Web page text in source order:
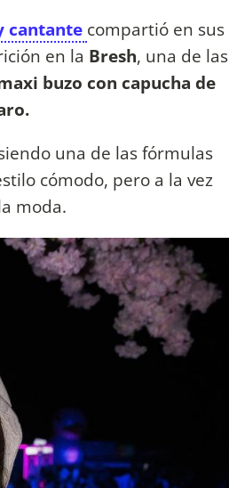
cantante compartió en sus
en la Bresh, una de las
buzo con capucha de
una de las fórmulas
cómodo, pero a la vez
moda.